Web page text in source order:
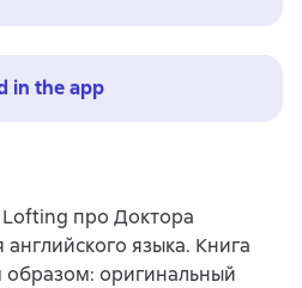
in the app
про Доктора
языка. Книга
оригинальный